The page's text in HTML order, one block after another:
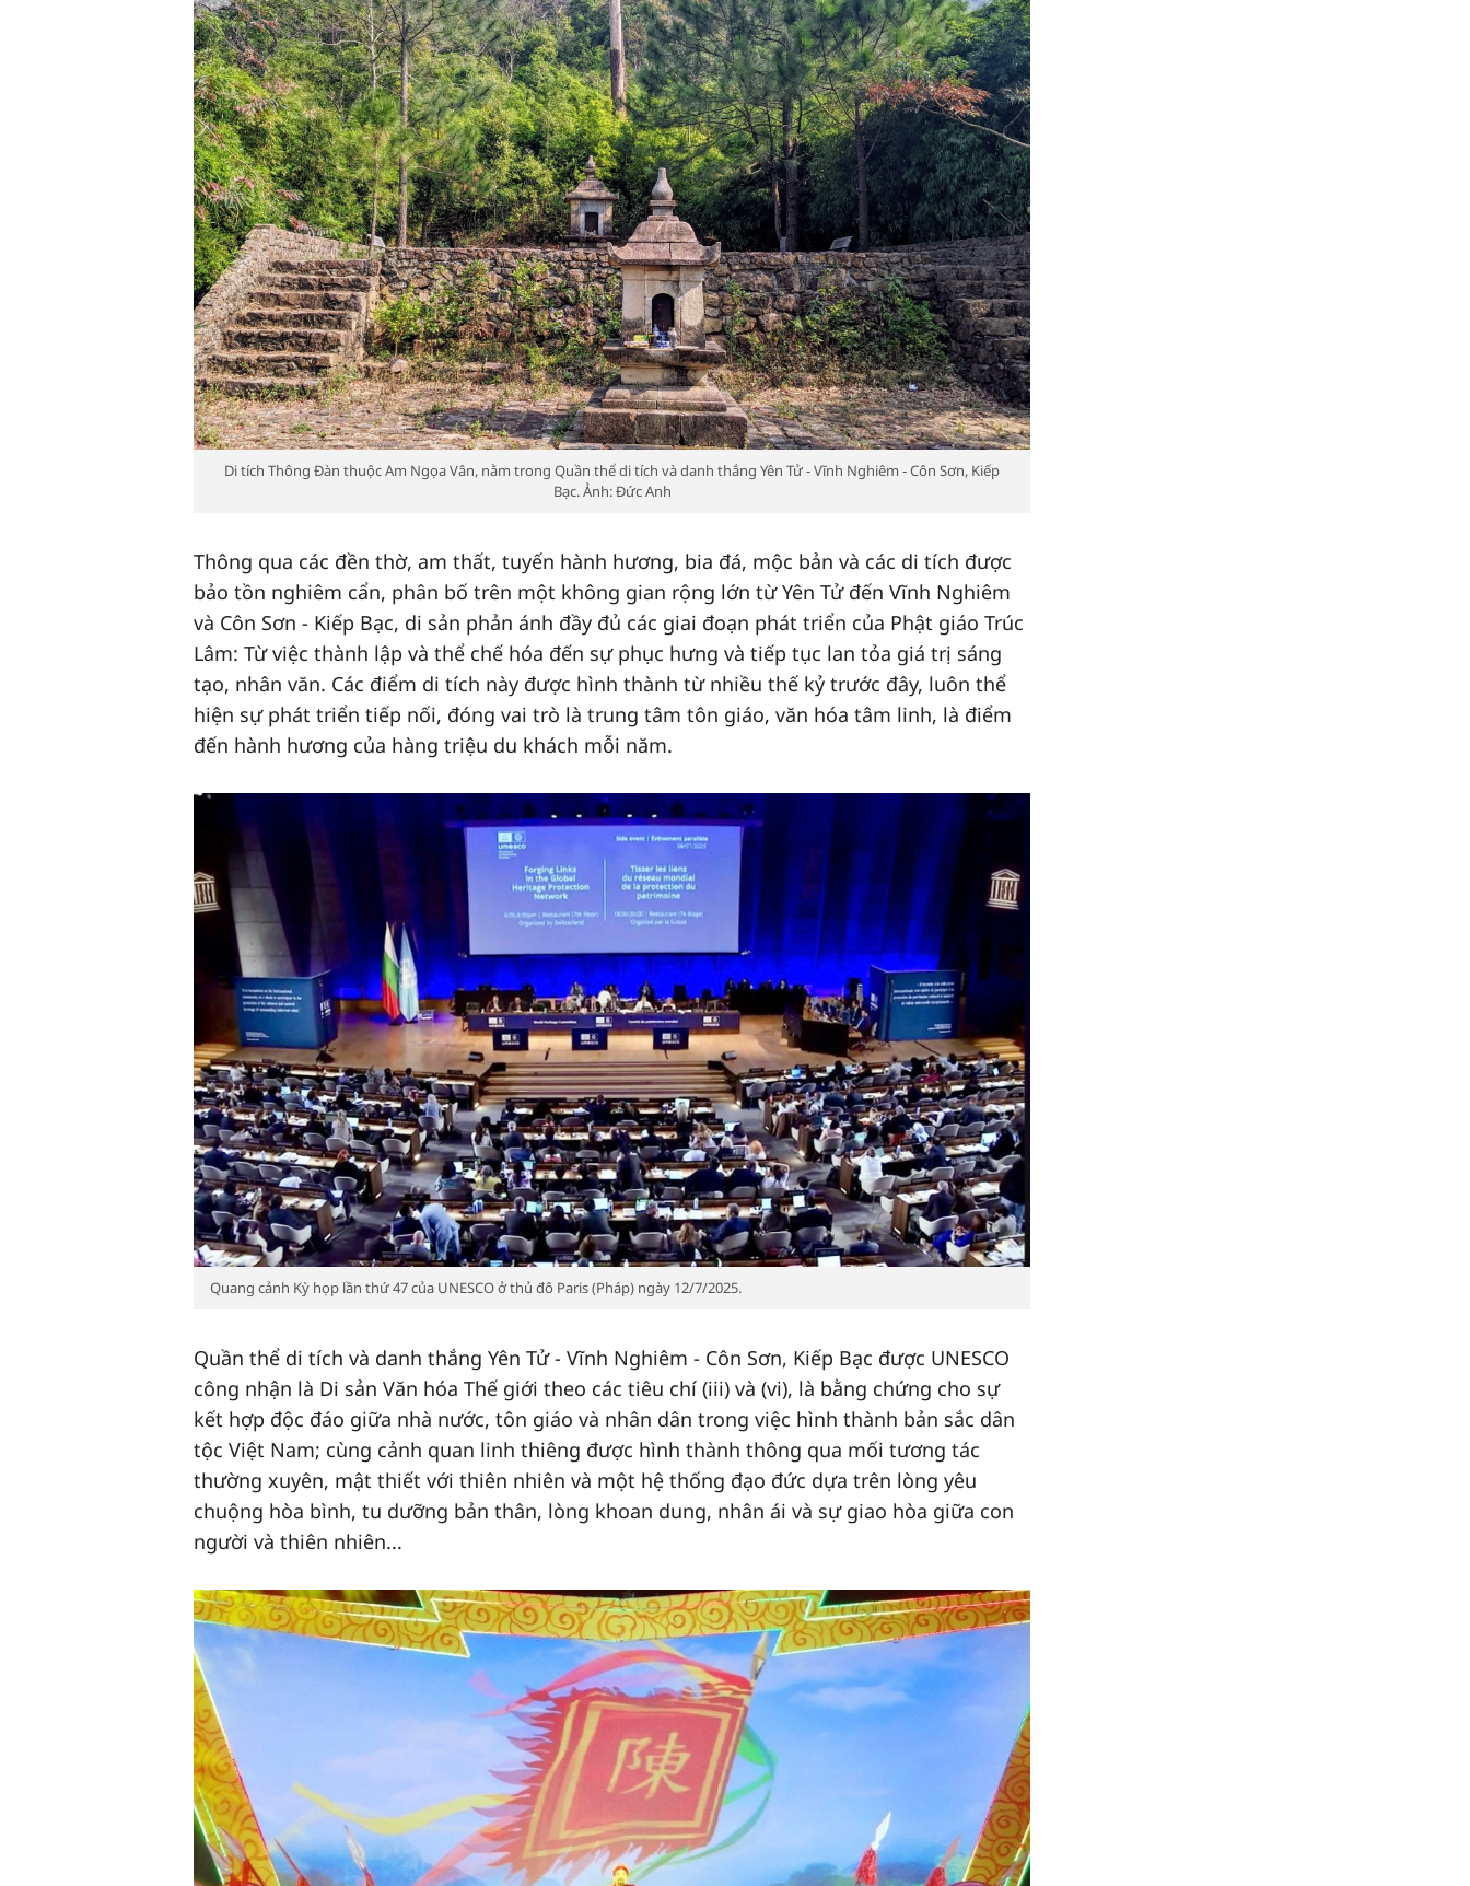
Di tích Thông Đàn thuộc Am Ngọa Vân, nằm trong Quần thể di tích và danh thắng Yên Tử - Vĩnh Nghiêm - Côn Sơn, Kiếp
Bạc. Ảnh: Đức Anh
Thông qua các đền thờ, am thất, tuyến hành hương, bia đá, mộc bản và các di tích được
bảo tồn nghiêm cẩn, phân bố trên một không gian rộng lớn từ Yên Tử đến Vĩnh Nghiêm
và Côn Sơn - Kiếp Bạc, di sản phản ánh đầy đủ các giai đoạn phát triển của Phật giáo Trúc
Lâm: Từ việc thành lập và thể chế hóa đến sự phục hưng và tiếp tục lan tỏa giá trị sáng
tạo, nhân văn. Các điểm di tích này được hình thành từ nhiều thế kỷ trước đây, luôn thể
hiện sự phát triển tiếp nối, đóng vai trò là trung tâm tôn giáo, văn hóa tâm linh, là điểm
đến hành hương của hàng triệu du khách mỗi năm.
Quang cảnh Kỳ họp lần thứ 47 của UNESCO ở thủ đô Paris (Pháp) ngày 12/7/2025.
Quần thể di tích và danh thắng Yên Tử - Vĩnh Nghiêm - Côn Sơn, Kiếp Bạc được UNESCO
công nhận là Di sản Văn hóa Thế giới theo các tiêu chí (iii) và (vi), là bằng chứng cho sự
kết hợp độc đáo giữa nhà nước, tôn giáo và nhân dân trong việc hình thành bản sắc dân
tộc Việt Nam; cùng cảnh quan linh thiêng được hình thành thông qua mối tương tác
thường xuyên, mật thiết với thiên nhiên và một hệ thống đạo đức dựa trên lòng yêu
chuộng hòa bình, tu dưỡng bản thân, lòng khoan dung, nhân ái và sự giao hòa giữa con
người và thiên nhiên...